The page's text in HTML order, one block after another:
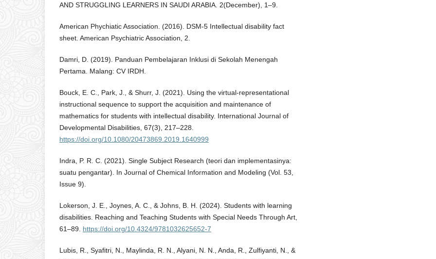
AND STRUGGLING LEARNERS IN SAUDI ARABIA. 2(December), 1–9.
American Phychiatic Association. (2016). DSM-5 Intellectual disability fact
sheet. American Psychiatric Association, 2.
Damri, D. (2019). Panduan Pembelajaran Inklusi di Sekolah Menengah
Pertama. Malang: CV IRDH.
Bouck, E. C., Park, J., & Shurr, J. (2021). Using the virtual-representational
instructional sequence to support the acquisition and maintenance of
mathematics for students with intellectual disability. International Journal of
Developmental Disabilities, 67(3), 217–228.
https://doi.org/10.1080/20473869.2019.1640999
Indra, P. R. C. (2021). Single Subject Research (teori dan implementasinya:
suatu pengantar). In Journal of Chemical Information and Modeling (Vol. 53,
Issue 9).
Lokerson, J. E., Joynes, A. C., & Johns, B. H. (2024). Students with learning
disabilities. Reaching and Teaching Students with Special Needs Through Art,
61–89. https://doi.org/10.4324/9781032625652-7
Lubis, R., Syafitri, N., Maylinda, R. N., Alyani, N. N., Anda, R., Zulfiyanti, N., &